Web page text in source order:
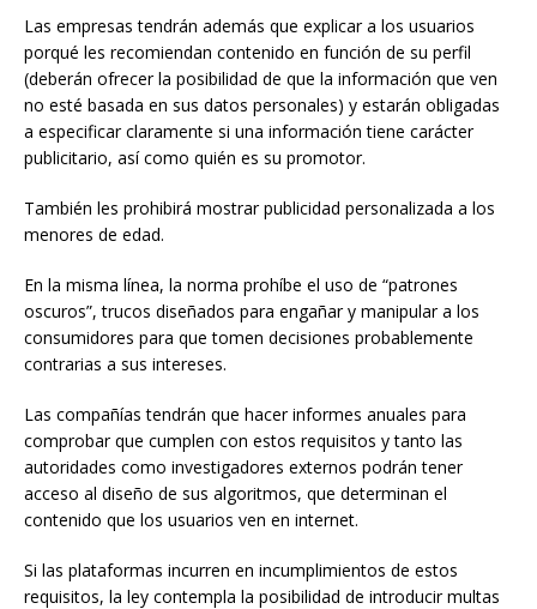
Las empresas tendrán además que explicar a los usuarios
porqué les recomiendan contenido en función de su perfil
(deberán ofrecer la posibilidad de que la información que ven
no esté basada en sus datos personales) y estarán obligadas
a especificar claramente si una información tiene carácter
publicitario, así como quién es su promotor.
También les prohibirá mostrar publicidad personalizada a los
menores de edad.
En la misma línea, la norma prohíbe el uso de “patrones
oscuros”, trucos diseñados para engañar y manipular a los
consumidores para que tomen decisiones probablemente
contrarias a sus intereses.
Las compañías tendrán que hacer informes anuales para
comprobar que cumplen con estos requisitos y tanto las
autoridades como investigadores externos podrán tener
acceso al diseño de sus algoritmos, que determinan el
contenido que los usuarios ven en internet.
Si las plataformas incurren en incumplimientos de estos
requisitos, la ley contempla la posibilidad de introducir multas